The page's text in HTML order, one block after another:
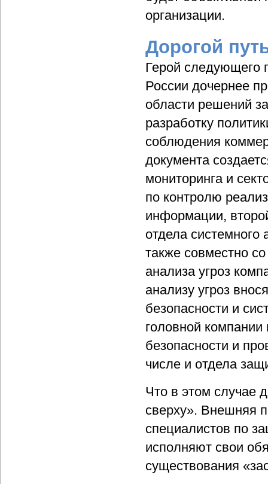
организации.
Дорогой
Герой следующего
России дочернее
области решений
разработку
соблюдения
документа
мониторинга и
по контролю
информации,
отдела
также совместно
анализа угроз
анализу угроз
безопасности и
головной
безопасности и
числе и отдела
Что в этом случае
сверху». Внешняя
специалистов по
исполняют свои
существования